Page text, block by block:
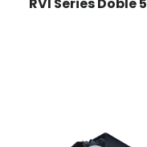
RVI Series Doble 5